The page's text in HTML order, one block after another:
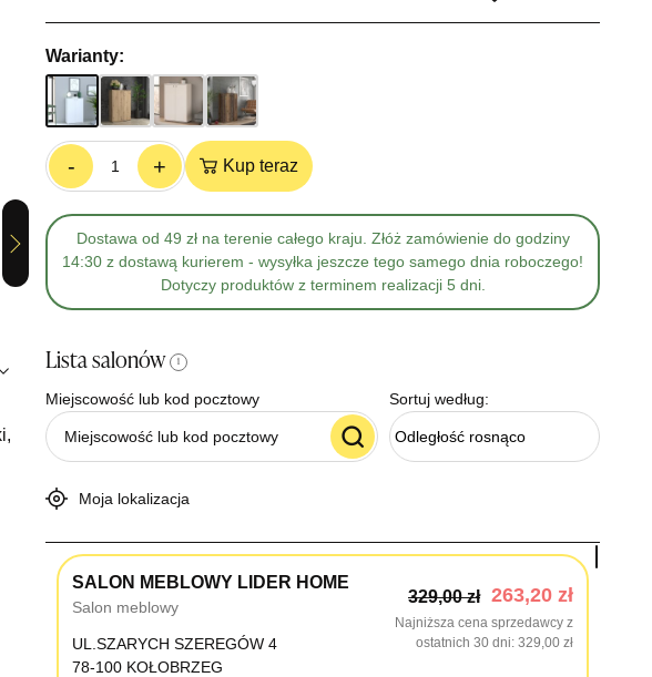
Next
Warianty:
- + Kup teraz
Dostawa od 49 zł na terenie całego kraju. Złóż zamówienie do godziny
14:30 z dostawą kurierem - wysyłka jeszcze tego samego dnia roboczego!
Dotyczy produktów z terminem realizacji 5 dni.
Lista salonów i
Miejscowość lub kod pocztowy
Moja lokalizacja
Sortuj według:
Odległość rosnąco
SALON MEBLOWY LIDER HOME
Salon meblowy
UL.SZARYCH SZEREGÓW 4
78-100 KOŁOBRZEG
329,00 zł 263,20 zł
Najniższa cena sprzedawcy z
ostatnich 30 dni 329,00 zł